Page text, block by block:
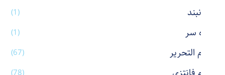
گردنبند (1)
گیره سر (1)
لوازم التحریر (67)